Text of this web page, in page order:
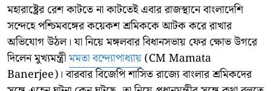
মহারাষ্ট্রের রেশ কাটতে না কাটতেই এবার রাজস্থানে বাংলাদেশি
সন্দেহে পশ্চিমবঙ্গের কয়েকশ শ্রমিককে আটক করে রাখার
অভিযোগ উঠল। যা নিয়ে মঙ্গলবার বিধানসভায় ফের ক্ষোভ উগরে
দিলেন মুখ্যমন্ত্রীমমতা বন্দ্যোপাধ্যায়(CM Mamata
Banerjee)। বারবার বিজেপি শাসিত রাজ্যে বাংলার শ্রমিকদের